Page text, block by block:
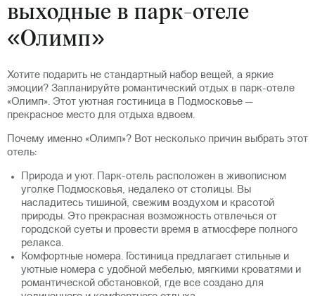
выходные в парк-отеле
«Олимп»
Хотите подарить не стандартный набор вещей, а яркие
эмоции? Запланируйте романтический отдых в парк-отеле
«Олимп». Этот уютная гостиница в Подмосковье —
прекрасное место для отдыха вдвоем.
Почему именно «Олимп»? Вот несколько причин выбрать этот
отель:
Природа и уют. Парк-отель расположен в живописном
уголке Подмосковья, недалеко от столицы. Вы
насладитесь тишиной, свежим воздухом и красотой
природы. Это прекрасная возможность отвлечься от
городской суеты и провести время в атмосфере полного
релакса.
Комфортные номера. Гостиница предлагает стильные и
уютные номера с удобной мебелью, мягкими кроватями и
романтической обстановкой, где все создано для